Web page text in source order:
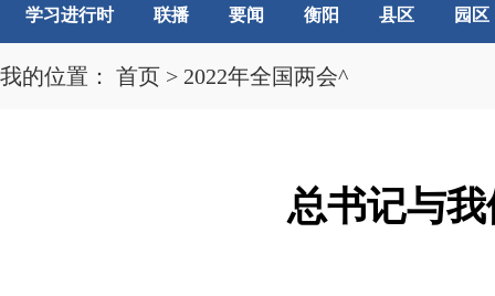
学习进行时 联播 要闻 衡阳 县区 园区
我的位置： 首页 > 2022年全国两会^
总书记与